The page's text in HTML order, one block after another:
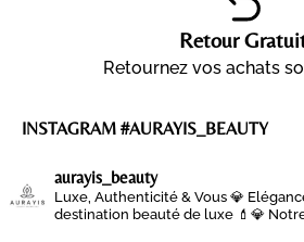
Retour
Retournez vos achats
INSTAGRAM #AURAYIS_BEAUTY
aurayis_beauty
Luxe, Authenticité & Vous 💎
destination beauté de luxe 💄💎